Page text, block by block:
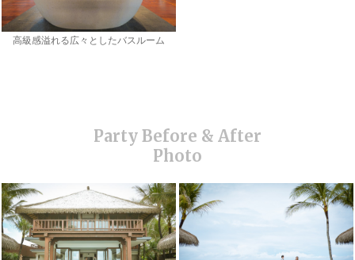
高級感溢れる広々としたバスルーム